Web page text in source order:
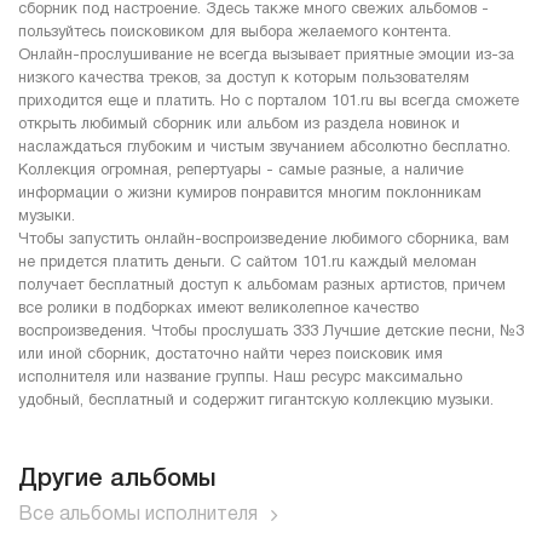
сборник под настроение. Здесь также много свежих альбомов -
пользуйтесь поисковиком для выбора желаемого контента.
Онлайн-прослушивание не всегда вызывает приятные эмоции из-за
низкого качества треков, за доступ к которым пользователям
приходится еще и платить. Но с порталом 101.ru вы всегда сможете
открыть любимый сборник или альбом из раздела новинок и
наслаждаться глубоким и чистым звучанием абсолютно бесплатно.
Коллекция огромная, репертуары - самые разные, а наличие
информации о жизни кумиров понравится многим поклонникам
музыки.
Чтобы запустить онлайн-воспроизведение любимого сборника, вам
не придется платить деньги. С сайтом 101.ru каждый меломан
получает бесплатный доступ к альбомам разных артистов, причем
все ролики в подборках имеют великолепное качество
воспроизведения. Чтобы прослушать 333 Лучшие детские песни, №3
или иной сборник, достаточно найти через поисковик имя
исполнителя или название группы. Наш ресурс максимально
удобный, бесплатный и содержит гигантскую коллекцию музыки.
Другие альбомы
Все альбомы исполнителя